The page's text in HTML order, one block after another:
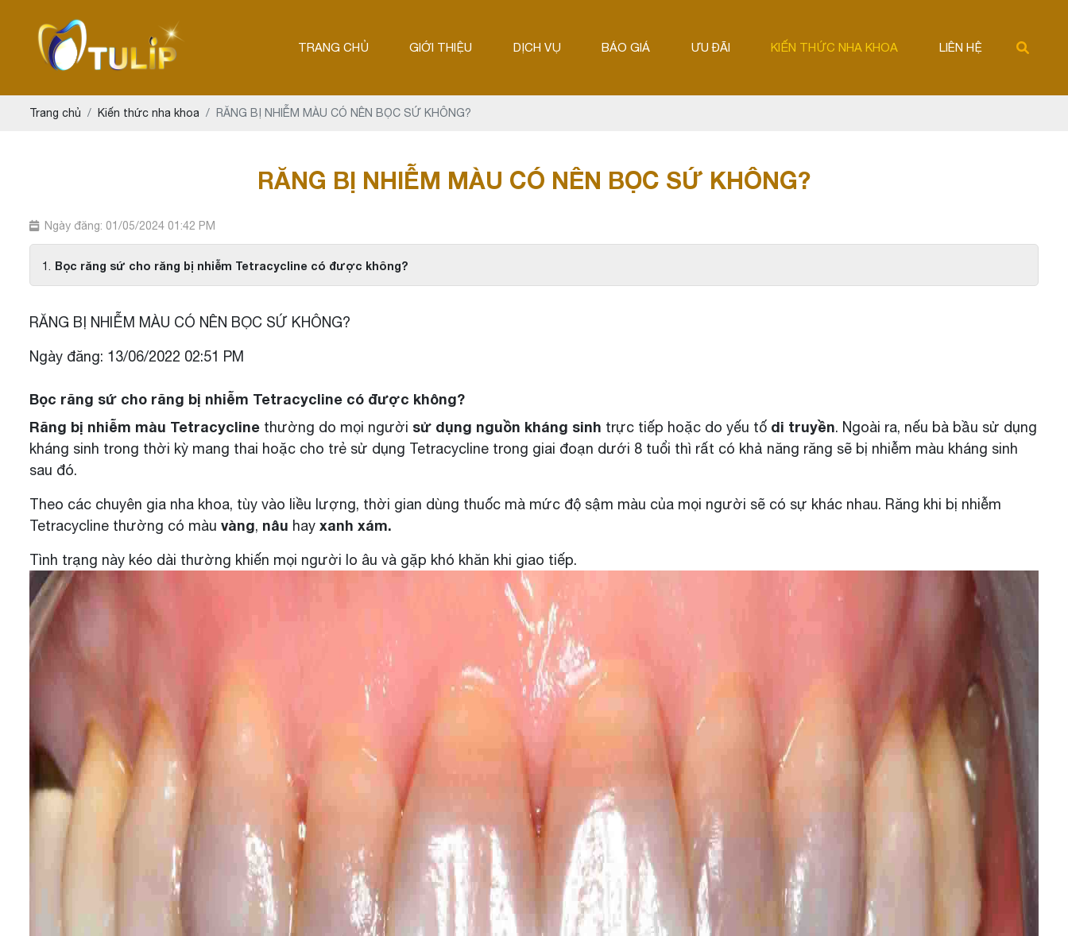
TRANG CHỦ GIỚI THIỆU DỊCH VỤ BÁO GIÁ ƯU ĐÃI KIẾN THỨC NHA KHOA LIÊN HỆ
Trang chủ Kiến thức nha khoa RĂNG BỊ NHIỄM MÀU CÓ NÊN BỌC SỨ KHÔNG?
RĂNG BỊ NHIỄM MÀU CÓ NÊN BỌC SỨ KHÔNG?
Ngày đăng: 01/05/2024 01:42 PM
Bọc răng sứ cho răng bị nhiễm Tetracycline có được không?
RĂNG BỊ NHIỄM MÀU CÓ NÊN BỌC SỨ KHÔNG?
Ngày đăng: 13/06/2022 02:51 PM
Bọc răng sứ cho răng bị nhiễm Tetracycline có được không?
Răng bị nhiễm màu Tetracycline thường do mọi người sử dụng nguồn kháng sinh trực tiếp hoặc do yếu tố di truyền. Ngoài ra, nếu bà bầu sử dụng
kháng sinh trong thời kỳ mang thai hoặc cho trẻ sử dụng Tetracycline trong giai đoạn dưới 8 tuổi thì rất có khả năng răng sẽ bị nhiễm màu kháng sinh
sau đó.
Theo các chuyên gia nha khoa, tùy vào liều lượng, thời gian dùng thuốc mà mức độ sậm màu của mọi người sẽ có sự khác nhau. Răng khi bị nhiễm
Tetracycline thường có màu vàng, nâu hay xanh xám.
Tình trạng này kéo dài thường khiến mọi người lo âu và gặp khó khăn khi giao tiếp.